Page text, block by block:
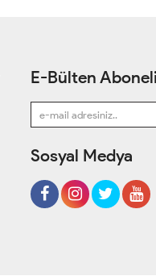
E-Bülten
Sosyal Medya